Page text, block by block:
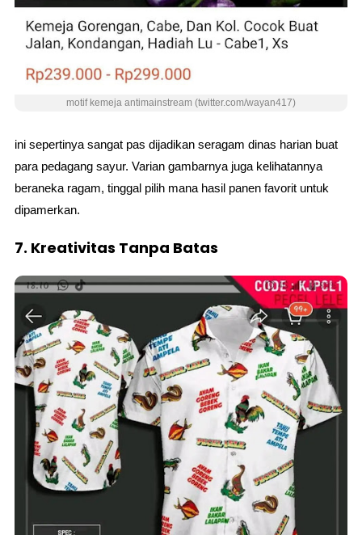
motif kemeja antimainstream (twitter.com/wayan417)
ini sepertinya sangat pas dijadikan seragam dinas harian buat
para pedagang sayur. Varian gambarnya juga kelihatannya
beraneka ragam, tinggal pilih mana hasil panen favorit untuk
dipamerkan.
7. Kreativitas Tanpa Batas